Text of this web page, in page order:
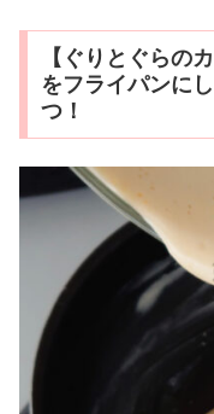
【ぐりとぐらの
をフライパンに
つ！